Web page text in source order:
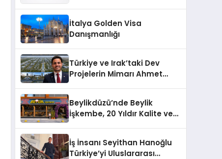
İtalya Golden Visa
Danışmanlığı
Türkiye ve Irak’taki Dev
Projelerin Mimarı Ahmet
Holding Industrial City”
Projesini Hayata Geçirecek
Beylikdüzü’nde Beylik
İşkembe, 20 Yıldır Kalite ve
İş İnsanı Seyithan Hanoğlu
Türkiye’yi Uluslararası